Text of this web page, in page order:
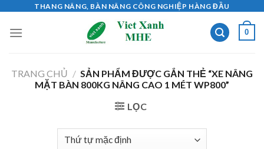
content
THANG NÂNG, BÀN NÂNG CÔNG NGHIỆP HÀNG ĐẦU
0
TRANG CHỦ / SẢN PHẨM ĐƯỢC GẮN THẺ “XE NÂNG
MẶT BÀN 800KG NÂNG CAO 1 MÉT WP800”
LỌC